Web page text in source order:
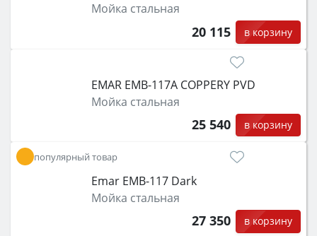
Мойка стальная
20 115 в корзину
EMAR EMB-117A COPPERY PVD
Мойка стальная
25 540 в корзину
популярный товар
Emar EMB-117 Dark
Мойка стальная
27 350 в корзину